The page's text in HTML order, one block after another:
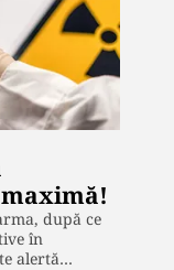
după ce
în
alertă…